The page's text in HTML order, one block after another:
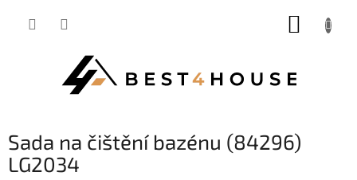
sada na čištění bazénu (84296)
LG2034